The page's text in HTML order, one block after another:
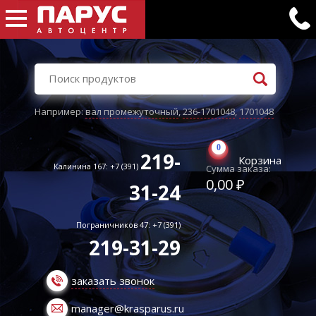
Например:вал промежуточный,236-1701048,1701048
Калинина 167: +7 (391) 219-
31-24
Пограничников 47: +7 (391)
219-31-29
заказать звонок
manager@krasparus.ru
0
Корзина
Сумма заказа:
0,00 ₽